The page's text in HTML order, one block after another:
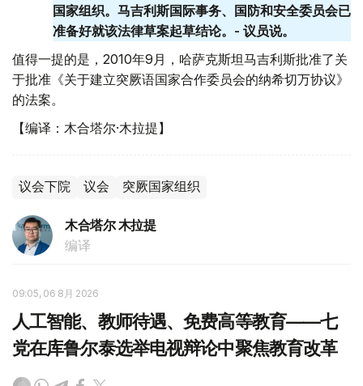
国家组织。马吉利斯国际事务、国防和安全委员会已
准备好就该法律草案起草结论。- 议员说。
值得一提的是，2010年9月，哈萨克斯坦马吉利斯批准了关
于批准《关于建立突厥语国家合作委员会的纳希切万协议》
的法案。
【编译：木合塔尔·木拉提】
议会下院 议会 突厥国家组织
木合塔尔 木拉提
编译
09:05, 06 8月 2026
人工智能、教师待遇、免费高等教育——七
党在库鲁尔泰选举电视辩论中聚焦教育改革